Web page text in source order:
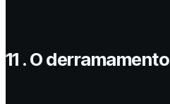
11 . O derramamento